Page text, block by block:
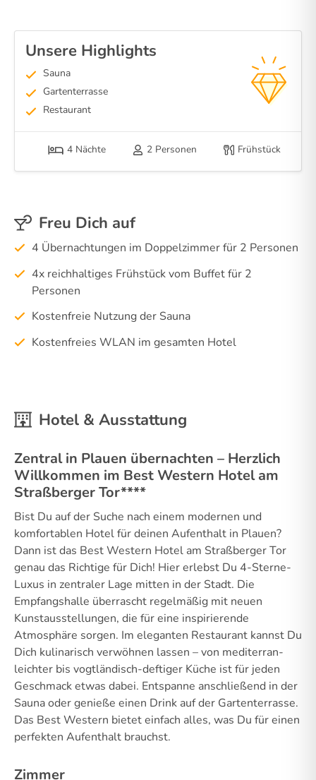
Unsere Highlights
Sauna
Gartenterrasse
Restaurant
4 Nächte 2 Personen Frühstück
Freu Dich auf
4 Übernachtungen im Doppelzimmer für 2 Personen
4x reichhaltiges Frühstück vom Buffet für 2
Personen
Kostenfreie Nutzung der Sauna
Kostenfreies WLAN im gesamten Hotel
Hotel & Ausstattung
Zentral in Plauen übernachten – Herzlich
Willkommen im Best Western Hotel am
Straßberger Tor****
Bist Du auf der Suche nach einem modernen und
komfortablen Hotel für deinen Aufenthalt in Plauen?
Dann ist das Best Western Hotel am Straßberger Tor
genau das Richtige für Dich! Hier erlebst Du 4-Sterne-
Luxus in zentraler Lage mitten in der Stadt. Die
Empfangshalle überrascht regelmäßig mit neuen
Kunstausstellungen, die für eine inspirierende
Atmosphäre sorgen. Im eleganten Restaurant kannst Du
Dich kulinarisch verwöhnen lassen – von mediterran-
leichter bis vogtländisch-deftiger Küche ist für jeden
Geschmack etwas dabei. Entspanne anschließend in der
Sauna oder genieße einen Drink auf der Gartenterrasse.
Das Best Western bietet einfach alles, was Du für einen
perfekten Aufenthalt brauchst.
Zimmer